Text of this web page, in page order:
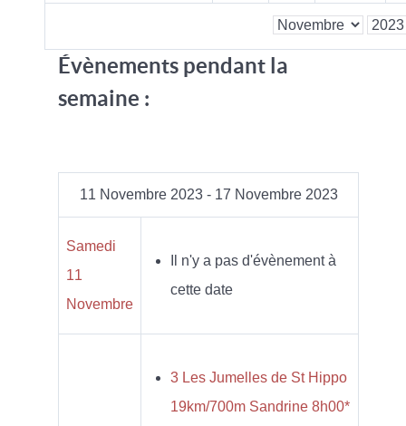
Évènements pendant la
semaine :
11 Novembre 2023 - 17 Novembre 2023
Samedi
11
Novembre
Il n'y a pas d'évènement à
cette date
3 Les Jumelles de St Hippo
19km/700m Sandrine 8h00*